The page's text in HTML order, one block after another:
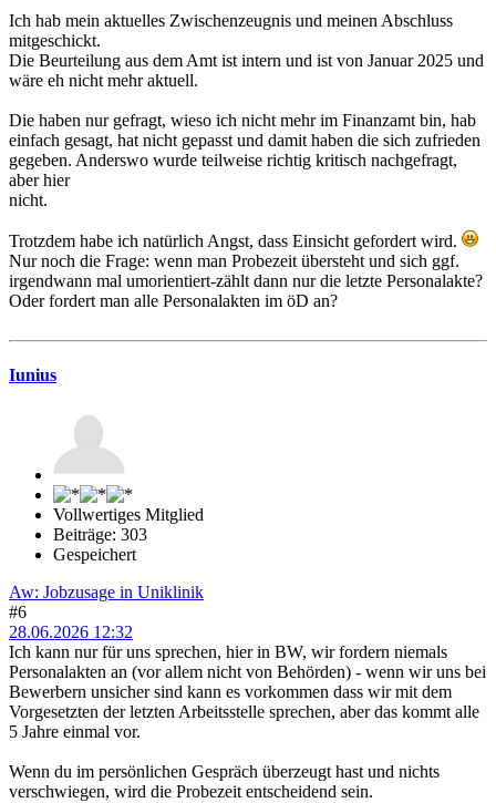
Ich hab mein aktuelles Zwischenzeugnis und meinen Abschluss
mitgeschickt.
Die Beurteilung aus dem Amt ist intern und ist von Januar 2025 und
wäre eh nicht mehr aktuell.
Die haben nur gefragt, wieso ich nicht mehr im Finanzamt bin, hab
einfach gesagt, hat nicht gepasst und damit haben die sich zufrieden
gegeben. Anderswo wurde teilweise richtig kritisch nachgefragt,
aber hier
nicht.
Trotzdem habe ich natürlich Angst, dass Einsicht gefordert wird.
Nur noch die Frage: wenn man Probezeit übersteht und sich ggf.
irgendwann mal umorientiert-zählt dann nur die letzte Personalakte?
Oder fordert man alle Personalakten im öD an?
Iunius
Vollwertiges Mitglied
Beiträge: 303
Gespeichert
Aw: Jobzusage in Uniklinik
#6
28.06.2026 12:32
Ich kann nur für uns sprechen, hier in BW, wir fordern niemals
Personalakten an (vor allem nicht von Behörden) - wenn wir uns bei
Bewerbern unsicher sind kann es vorkommen dass wir mit dem
Vorgesetzten der letzten Arbeitsstelle sprechen, aber das kommt alle
5 Jahre einmal vor.
Wenn du im persönlichen Gespräch überzeugt hast und nichts
verschwiegen, wird die Probezeit entscheidend sein.